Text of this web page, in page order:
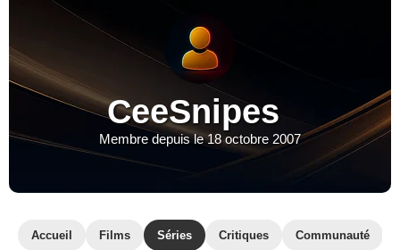
CeeSnipes
Membre depuis le 18 octobre 2007
Accueil Films Séries Critiques Communauté